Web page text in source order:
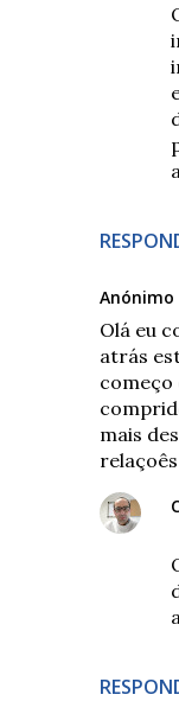
Anónimo
Olá eu
atrás
começo
mais